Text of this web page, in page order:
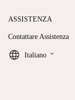
ASSISTENZA
Contattare Assistenza
Italiano keyboard_arrow_down